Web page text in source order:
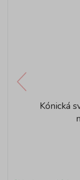
Kónická